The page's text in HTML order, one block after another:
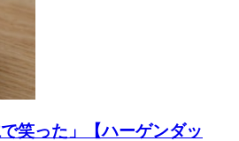
笑った」【ハーゲンダッ